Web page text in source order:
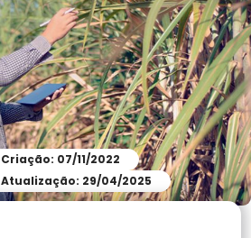
Criação: 07/11/2022
Atualização: 29/04/2025